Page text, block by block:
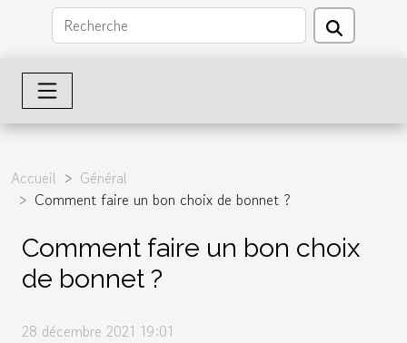
Accueil
Général
Comment faire un bon choix de bonnet ?
Comment faire un bon choix
de bonnet ?
28 décembre 2021 19:01